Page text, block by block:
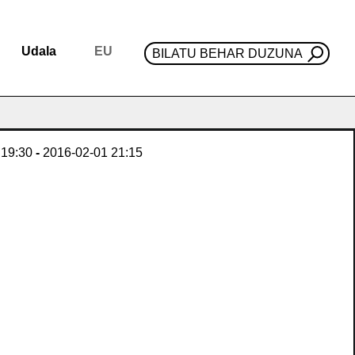
Udala EU BILATU BEHAR DUZUNA
19:30 - 2016-02-01 21:15